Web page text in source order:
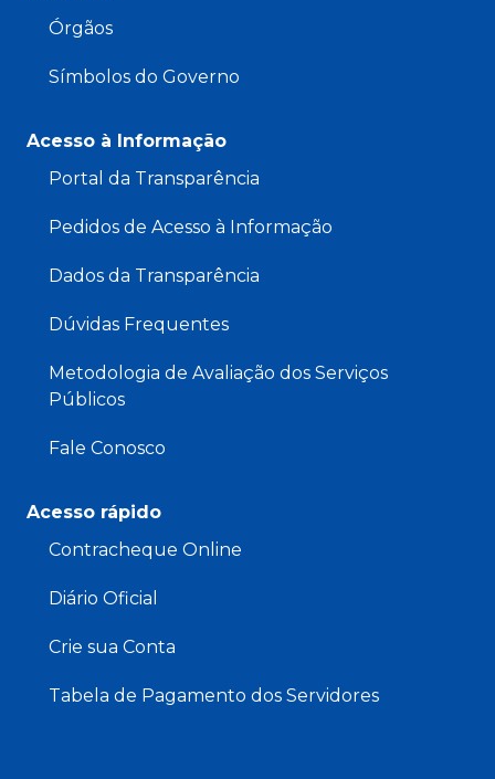
Órgãos
Símbolos do Governo
Acesso à Informação
Portal da Transparência
Pedidos de Acesso à Informação
Dados da Transparência
Dúvidas Frequentes
Metodologia de Avaliação dos Serviços
Públicos
Fale Conosco
Acesso rápido
Contracheque Online
Diário Oficial
Crie sua Conta
Tabela de Pagamento dos Servidores